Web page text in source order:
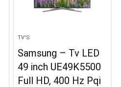
TV'S
Samsung – Tv LED
49 inch UE49K5500
Full HD, 400 Hz Pqi